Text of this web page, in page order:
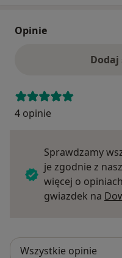
Opinie
4 opinie
Sprawdzamy
je zgodnie z
więcej o
gwiazdek na